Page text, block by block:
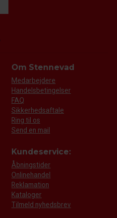
Om Stennevad
Medarbejdere
Handelsbetingelser
FAQ
Sikkerhedsaftale
Ring til os
Send en mail
Kundeservice:
Åbningstider
Onlinehandel
Reklamation
Kataloger
Tilmeld nyhedsbrev